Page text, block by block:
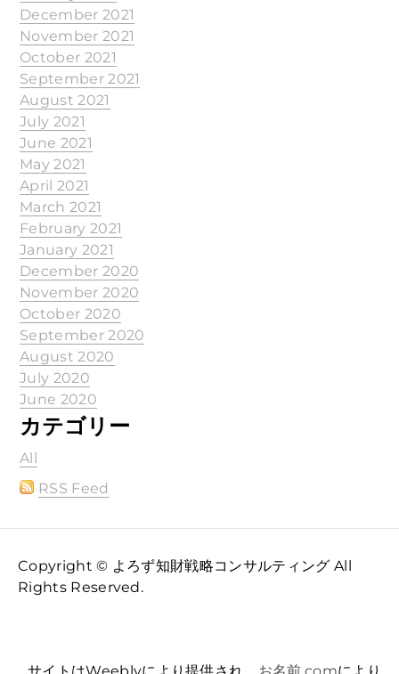
December 2021
November 2021
October 2021
September 2021
August 2021
July 2021
June 2021
May 2021
April 2021
March 2021
February 2021
January 2021
December 2020
November 2020
October 2020
September 2020
August 2020
July 2020
June 2020
カテゴリー
All
RSS Feed
Copyright © よろず知財戦略コンサルティング All
Rights Reserved.